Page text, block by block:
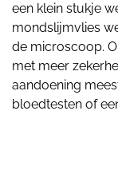
een klein stukje
mondslijmvlies
de microscoop.
met meer
aandoening
bloedtesten of